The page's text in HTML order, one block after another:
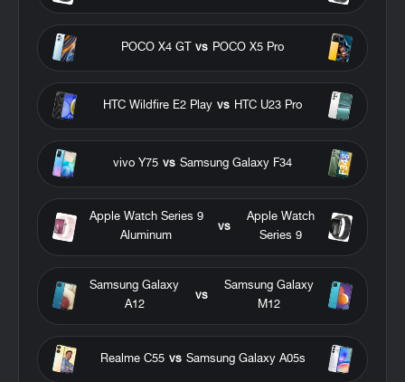
POCO X5 Pro
vs
POCO X4 GT
HTC U23 Pro
vs
HTC Wildfire E2 Play
Samsung Galaxy F34
vs
vivo Y75
Apple Watch
Series 9
vs
Apple Watch Series 9
Aluminum
Samsung Galaxy
M12
vs
Samsung Galaxy
A12
Samsung Galaxy A05s
vs
Realme C55